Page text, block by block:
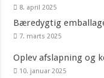
8. april 2025
Bæredygtig
7. marts 2025
Oplev afslapning og
10. januar 2025